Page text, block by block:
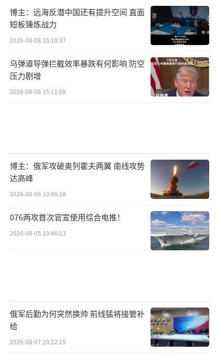
各行各业的公司越来越多地表示，特朗普
的关税政策带来的不确定性使得对来年的财务
预测变得困难。企业主争先恐后地弄清楚他们
的供应链和关税风险，这不仅仅是一种分散注
意力，而可能是一种生存威胁，尤其是对于那
些没有规模或资源来拥有与大公司相同供应链
博主：远海反潜中国还有提升空间 直面
短板锤炼战力
2026-08-08 15:10:37
乌弹道导弹拦截效率暴跌有何影响 防空
压力剧增
2026-08-08 15:11:08
博主：俄军攻破奥列霍夫两翼 南线攻势
达高峰
2026-08-09 10:06:18
076两攻首次官宣使用综合电推！
2026-08-05 10:46:13
俄军后勤为何突然换帅 前线猛将接管补
给
2026-08-07 20:22:15